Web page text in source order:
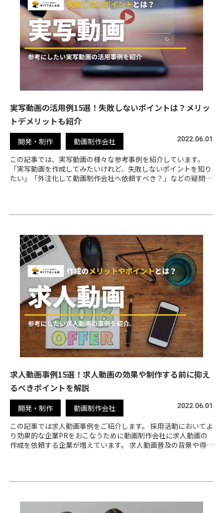
実写動画の活用例15選！失敗しないポイントは？メリッ
トデメリットも紹介
開発・制作 動画制作会社 2022.06.01
この記事では、実写動画の様々な参考事例を紹介しています。
「実写動画を作成してみたいけれど、失敗しないポイントを知り
たい」「外注化して動画制作会社へ依頼すべき？」などの疑問を
求人動画事例15選！求人動画の効果や制作する前に抑え
るべきポイントを解説
開発・制作 動画制作会社 2022.06.01
この記事では求人動画事例をご紹介します。 採用活動においてよ
り効果的な企業PRをおこなうために動画制作会社に求人動画の
作成を依頼する企業が増えています。 求人動画普及の背景や得ら
れるメリットや効果、制作前に抑えるべきポイントを解説しまし